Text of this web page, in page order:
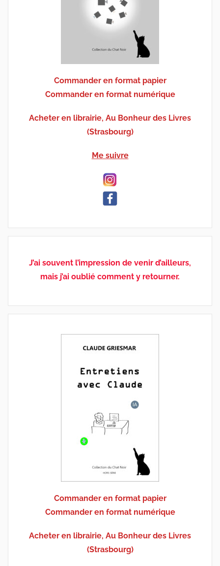
Commander en format papier
Commander en format numérique
Acheter en librairie, Au Bonheur des Livres
(Strasbourg)
Me suivre
J’ai souvent l’impression de venir d’ailleurs,
mais j’ai oublié comment y retourner.
Commander en format papier
Commander en format numérique
Acheter en librairie, Au Bonheur des Livres
(Strasbourg)